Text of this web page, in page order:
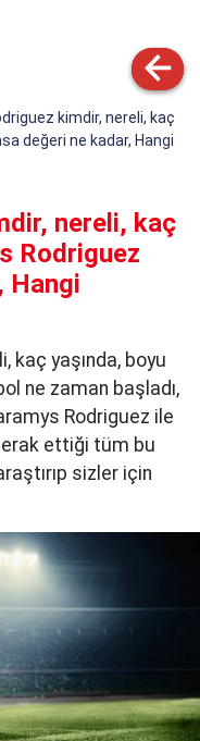
kimdir, nereli, kaç
değeri ne kadar, Hangi
nereli, kaç
Rodriguez
Hangi
kaç yaşında, boyu
ne zaman başladı,
Rodriguez ile
ettiği tüm bu
sizler için